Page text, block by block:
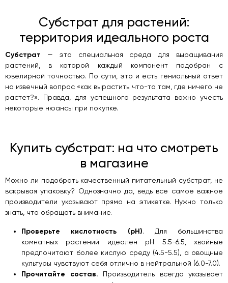
Субстрат для растений:
территория идеального роста
Субстрат
— это специальная среда для выращивания
растений, в которой каждый компонент подобран с
ювелирной точностью. По сути, это и есть гениальный ответ
на извечный вопрос «как вырастить что-то там, где ничего не
растет?». Правда, для успешного результата важно учесть
некоторые нюансы при покупке.
Купить субстрат: на что смотреть
в магазине
Можно ли подобрать качественный питательный субстрат, не
вскрывая упаковку? Однозначно да, ведь все самое важное
производители указывают прямо на этикетке. Нужно только
знать, что обращать внимание.
Проверьте кислотность (pH). Для большинства
комнатных растений идеален pH 5.5-6.5, хвойные
предпочитают более кислую среду (4.5-5.5), а овощные
культуры чувствуют себя отлично в нейтральной (6.0-7.0).
Прочитайте состав. Производитель всегда указывает